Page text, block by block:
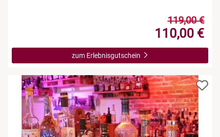
119,00 €
110,00 €
zum Erlebnisgutschein